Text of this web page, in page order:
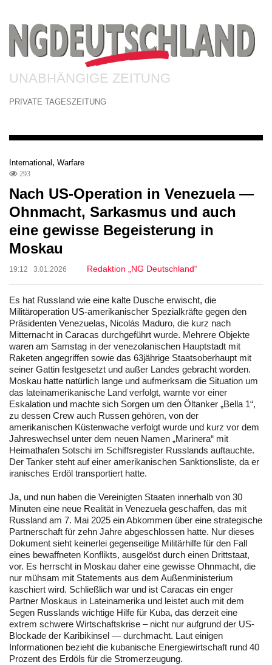
UNABHÄNGIGE ZEITUNG
PRIVATE TAGESZEITUNG
International , Warfare
293
Nach US-Operation in Venezuela —
Ohnmacht, Sarkasmus und auch
eine gewisse Begeisterung in
Moskau
19:12 3.01.2026 Redaktion „NG Deutschland“
Es hat Russland wie eine kalte Dusche erwischt, die
Militäroperation US-amerikanischer Spezialkräfte gegen den
Präsidenten Venezuelas, Nicolás Maduro, die kurz nach
Mitternacht in Caracas durchgeführt wurde. Mehrere Objekte
waren am Samstag in der venezolanischen Hauptstadt mit
Raketen angegriffen sowie das 63jährige Staatsoberhaupt mit
seiner Gattin festgesetzt und außer Landes gebracht worden.
Moskau hatte natürlich lange und aufmerksam die Situation um
das lateinamerikanische Land verfolgt, warnte vor einer
Eskalation und machte sich Sorgen um den Öltanker „Bella 1“,
zu dessen Crew auch Russen gehören, von der
amerikanischen Küstenwache verfolgt wurde und kurz vor dem
Jahreswechsel unter dem neuen Namen „Marinera“ mit
Heimathafen Sotschi im Schiffsregister Russlands auftauchte.
Der Tanker steht auf einer amerikanischen Sanktionsliste, da er
iranisches Erdöl transportiert hatte.
Ja, und nun haben die Vereinigten Staaten innerhalb von 30
Minuten eine neue Realität in Venezuela geschaffen, das mit
Russland am 7. Mai 2025 ein Abkommen über eine strategische
Partnerschaft für zehn Jahre abgeschlossen hatte. Nur dieses
Dokument sieht keinerlei gegenseitige Militärhilfe für den Fall
eines bewaffneten Konflikts, ausgelöst durch einen Drittstaat,
vor. Es herrscht in Moskau daher eine gewisse Ohnmacht, die
nur mühsam mit Statements aus dem Außenministerium
kaschiert wird. Schließlich war und ist Caracas ein enger
Partner Moskaus in Lateinamerika und leistet auch mit dem
Segen Russlands wichtige Hilfe für Kuba, das derzeit eine
extrem schwere Wirtschaftskrise – nicht nur aufgrund der US-
Blockade der Karibikinsel — durchmacht. Laut einigen
Informationen bezieht die kubanische Energiewirtschaft rund 40
Prozent des Erdöls für die Stromerzeugung.